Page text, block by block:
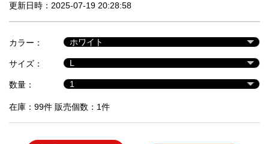
セ
ル
品
更新日時：2025-07-19 20:28:58
カラー：
サイズ：
数量：
在庫：99件 販売個数：1件